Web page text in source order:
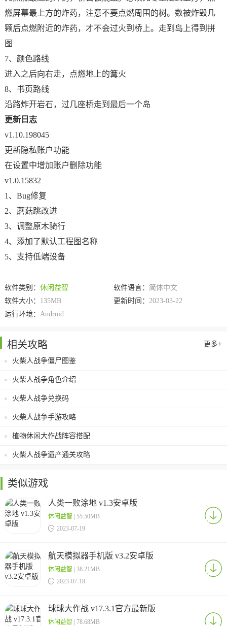
燃屏幕最上方的炸药，注意不要点燃周围的树。数被炸毁几
颗后点燃附近的炸药，才不会过火到桥上。走到岛上得到拼
图
7、颜色路线
进入之后向右走，点燃地上的篝火
8、书页路线
沿路炸开岩石，过几座桥走到最后一个岛
更新日志
v1.10.198045
更新隐私账户功能
在设置中增加账户删除功能
v1.0.15832
1、Bug修复
2、蘑菇跳改进
3、调整原木骑行
4、添加了默认工程图名称
5、支持低端设备
软件类别： 休闲益智 软件语言： 简体中文
软件大小： 135MB 更新时间： 2023-03-22
运行环境： Android
相关攻略 更多+
火柴人战争僵尸图鉴
火柴人战争角色介绍
火柴人战争兑换码
火柴人战争手游攻略
植物休闲大作战阵容搭配
火柴人战争遗产通关攻略
类似游戏
人类一败涂地 v1.3安卓版
休闲益智 | 55.50MB
 2023-07-19
航天模拟器手机版 v3.2安卓版
休闲益智 | 38.21MB
 2023-07-18
球球大作战 v17.3.1官方最新版
休闲益智 | 78.68MB